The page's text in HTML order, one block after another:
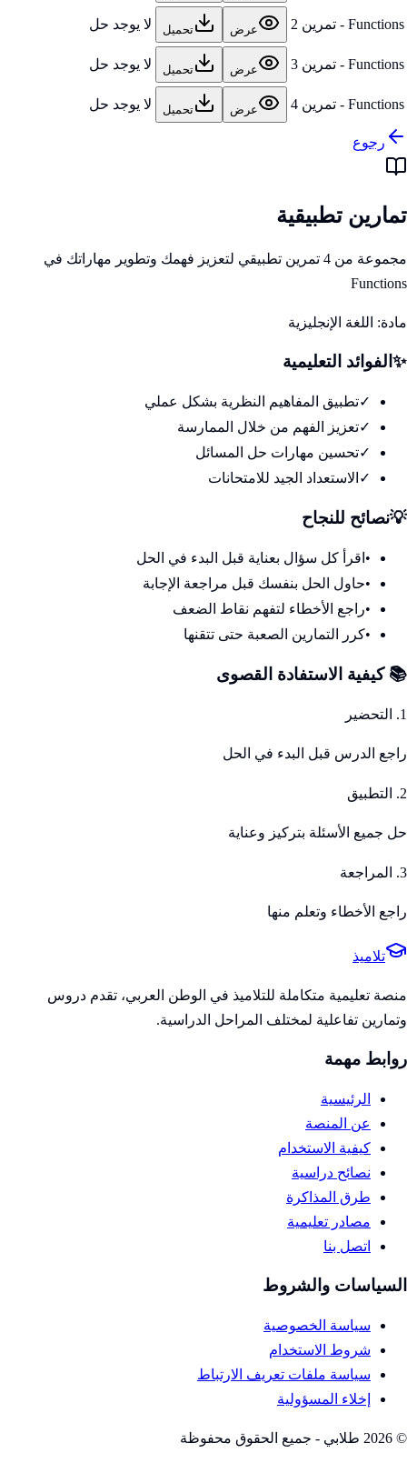
Functions - تمرين 2 عرض تحميل لا يوجد حل
Functions - تمرين 3 عرض تحميل لا يوجد حل
Functions - تمرين 4 عرض تحميل لا يوجد حل
رجوع
تمارين تطبيقية
مجموعة من 4 تمرين تطبيقي لتعزيز فهمك وتطوير مهاراتك في
Functions
مادة: اللغة الإنجليزية
✨ الفوائد التعليمية
✓تطبيق المفاهيم النظرية بشكل عملي
✓تعزيز الفهم من خلال الممارسة
✓تحسين مهارات حل المسائل
✓ الاستعداد الجيد للامتحانات
💡نصائح للنجاح
• اقرأ كل سؤال بعناية قبل البدء في الحل
•حاول الحل بنفسك قبل مراجعة الإجابة
•راجع الأخطاء لتفهم نقاط الضعف
•كرر التمارين الصعبة حتى تتقنها
📚 كيفية الاستفادة القصوى
1. التحضير
راجع الدرس قبل البدء في الحل
2. التطبيق
حل جميع الأسئلة بتركيز وعناية
3. المراجعة
راجع الأخطاء وتعلم منها
تلاميذ
منصة تعليمية متكاملة للتلاميذ في الوطن العربي، تقدم دروس
وتمارين تفاعلية لمختلف المراحل الدراسية.
روابط مهمة
الرئيسية
عن المنصة
كيفية الاستخدام
نصائح دراسية
طرق المذاكرة
مصادر تعليمية
اتصل بنا
السياسات والشروط
سياسة الخصوصية
شروط الاستخدام
سياسة ملفات تعريف الارتباط
إخلاء المسؤولية
©
2026 طلابي - جميع الحقوق محفوظة